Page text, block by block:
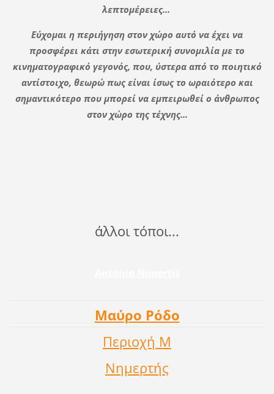
λεπτομέρειες...
Εύχομαι η περιήγηση στον χώρο αυτό να έχει να
προσφέρει κάτι στην εσωτερική συνομιλία με το
κινηματογραφικό γεγονός, που, ύστερα από το ποιητικό
αντίστοιχο, θεωρώ πως είναι ίσως το ωραιότερο και
σημαντικότερο που μπορεί να εμπειρωθεί ο άνθρωπος
στον χώρο της τέχνης...
άλλοι τόποι...
Μαύρο Ρόδο
Περιοχή Μ
Νημερτής